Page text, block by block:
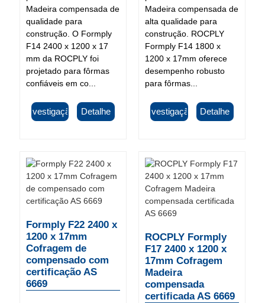
Madeira compensada de
qualidade para
construção. O Formply
F14 2400 x 1200 x 17
mm da ROCPLY foi
projetado para fôrmas
confiáveis ​​em co...
Investigação Detalhe
Madeira compensada de
alta qualidade para
construção. ROCPLY
Formply F14 1800 x
1200 x 17mm oferece
desempenho robusto
para fôrmas...
Investigação Detalhe
Formply F22 2400 x
1200 x 17mm
Cofragem de
compensado com
certificação AS
6669
ROCPLY Formply
F17 2400 x 1200 x
17mm Cofragem
Madeira
compensada
certificada AS 6669